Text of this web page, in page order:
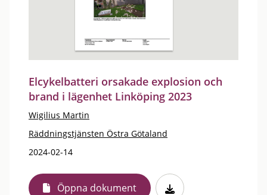
Elcykelbatteri orsakade explosion och
brand i lägenhet Linköping 2023
Wigilius Martin
Räddningstjänsten Östra Götaland
2024-02-14
Öppna dokument